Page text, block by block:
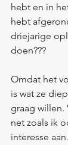
hebt en in
hebt
driejarige
doen???
Omdat het
is wat ze
graag willen.
net zoals ik
interesse